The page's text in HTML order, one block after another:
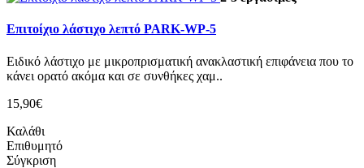
Επιτοίχιο λάστιχο λεπτό PARK-WP-5
Ειδικό λάστιχο με μικροπρισματική ανακλαστική επιφάνεια που το
κάνει ορατό ακόμα και σε συνθήκες χαμ..
15,90€
Καλάθι
Επιθυμητό
Σύγκριση